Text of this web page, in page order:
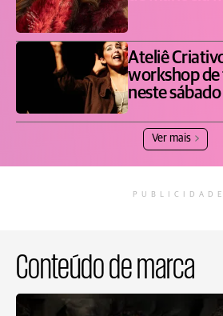
Ateliê
workshop de
neste sábado
Ver mais
PUBLICIDADE
Conteúdo de marca